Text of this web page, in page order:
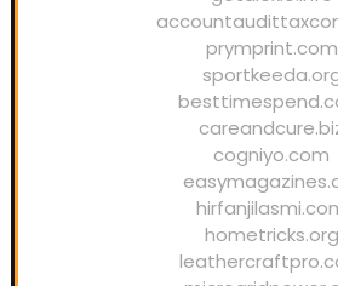
prymprint.com
cogniyo.com
hometricks.org